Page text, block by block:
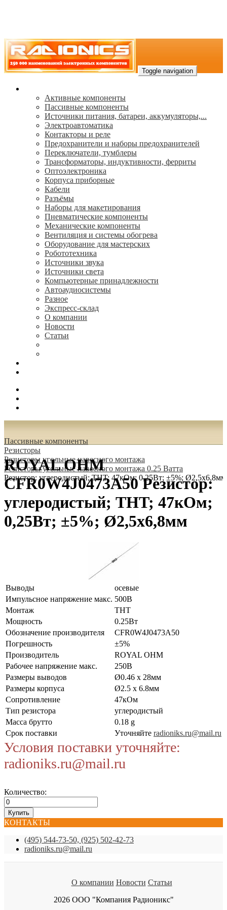
Toggle navigation
Активные компоненты
Пассивные компоненты
Источники питания, батареи, аккумуляторы,...
Электроавтоматика
Контакторы и реле
Предохранители и наборы предохранителей
Переключатели, тумблеры
Трансформаторы, индуктивности, ферриты
Oптоэлектроника
Корпуса приборные
Кабели
Разъёмы
Наборы для макетирования
Пневматические компоненты
Механические компоненты
Вентиляция и системы обогрева
Оборудование для мастерских
Робототехника
Источники звука
Источники света
Компьютерные принадлежности
Автоаудиосистемы
Разное
Экспресс-склад
О компании
Новости
Статьи
Пассивные компоненты
Резисторы
Резисторы угольные навесного монтажа
Резисторы угольные навесного монтажа 0.25 Ватта
Резистор: углеродистый; THT; 47кОм; 0,25Вт; ±5%; Ø2,5x6,8мм
ROYAL OHM
CFR0W4J0473A50 Резистор:
углеродистый; THT; 47кОм;
0,25Вт; ±5%; Ø2,5x6,8мм
Выводы
осевые
Импульсное напряжение макс. 500В
Монтаж
THT
Мощность
0.25Вт
Обозначение производителя
CFR0W4J0473A50
Погрешность
±5%
Производитель
ROYAL OHM
Рабочее напряжение макс.
250В
Размеры выводов
Ø0.46 x 28мм
Размеры корпуса
Ø2.5 x 6.8мм
Сопротивление
47кОм
Тип резистора
углеродистый
Масса брутто
0.18 g
Срок поставки
Уточняйте radioniks.ru@mail.ru
Условия поставки уточняйте:
radioniks.ru@mail.ru
Количество:
КОНТАКТЫ
(495) 544-73-50, (925) 502-42-73
radioniks.ru@mail.ru
О компании Новости Статьи
2026 ООО "Компания Радионикс"